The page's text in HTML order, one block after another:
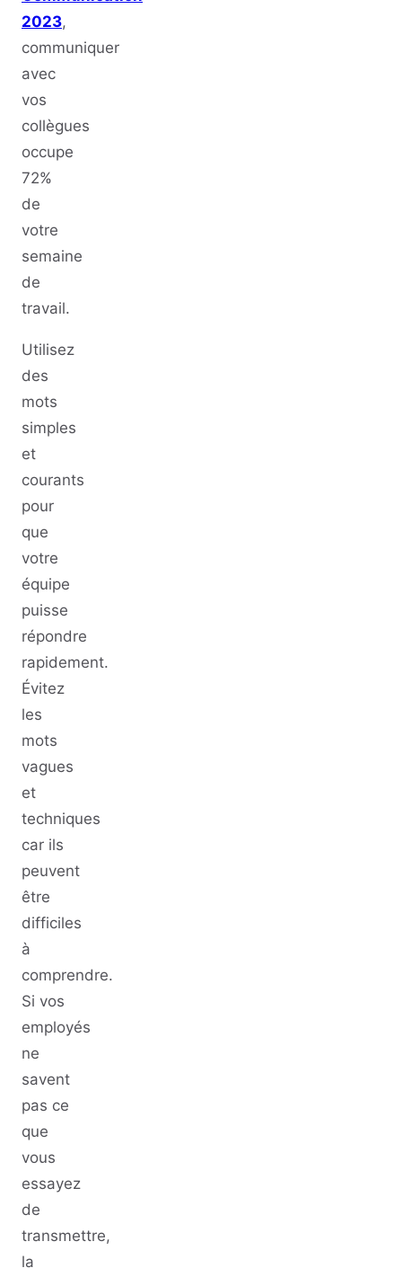
2023,
communiquer
avec
vos
collègues
occupe
72%
de
votre
semaine
de
travail.
Utilisez
des
mots
simples
et
courants
pour
que
votre
équipe
puisse
répondre
rapidement.
Évitez
les
mots
vagues
et
techniques
car ils
peuvent
être
difficiles
à
comprendre.
Si vos
employés
ne
savent
pas ce
que
vous
essayez
de
transmettre,
la